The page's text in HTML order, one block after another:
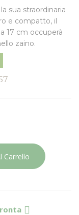
sua straordinaria
e compatto, il
17 cm occuperà
zaino.
Carrello